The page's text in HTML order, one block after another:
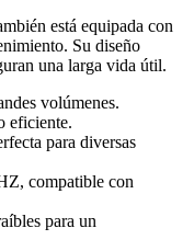
está equipada con
Su diseño
una larga vida útil.
volúmenes.
eficiente.
para diversas
compatible con
para un